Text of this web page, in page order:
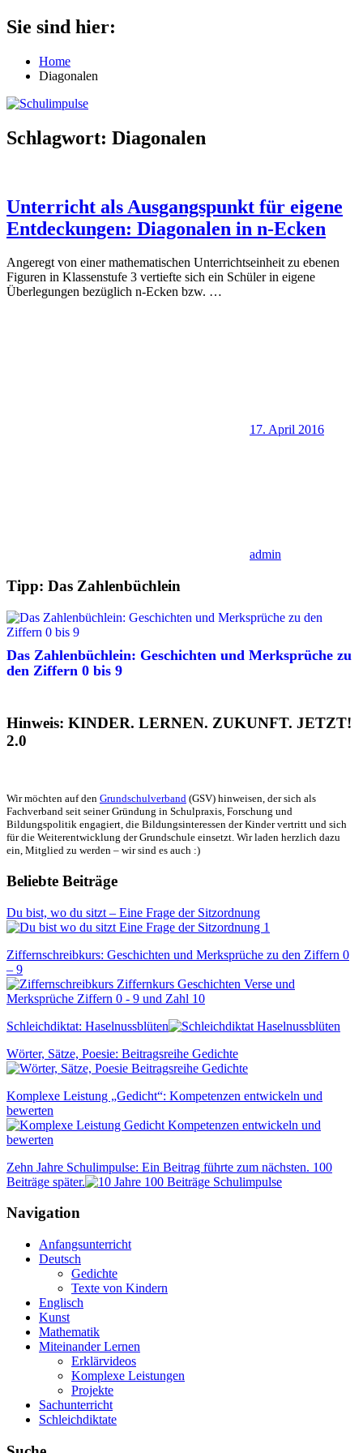
Zum
Inhalt
Schulimpulse
für
Grundschule
Sie sind hier:
Home
Diagonalen
Schlagwort: Diagonalen
Unterricht als Ausgangspunkt für eigene
Entdeckungen: Diagonalen in n-Ecken
Angeregt von einer mathematischen Unterrichtseinheit zu ebenen
Figuren in Klassenstufe 3 vertiefte sich ein Schüler in eigene
Überlegungen bezüglich n-Ecken bzw. …
17. April 2016
admin
Tipp: Das Zahlenbüchlein
Das Zahlenbüchlein: Geschichten und Merksprüche zu
den Ziffern 0 bis 9
Hinweis: KINDER. LERNEN. ZUKUNFT. JETZT!
2.0
Wir möchten auf den Grundschulverband (GSV) hinweisen, der sich als
Fachverband seit seiner Gründung in Schulpraxis, Forschung und
Bildungspolitik engagiert, die Bildungsinteressen der Kinder vertritt und sich
für die Weiterentwicklung der Grundschule einsetzt. Wir laden herzlich dazu
ein, Mitglied zu werden – wir sind es auch :)
Beliebte Beiträge
Du bist, wo du sitzt – Eine Frage der Sitzordnung
Ziffernschreibkurs: Geschichten und Merksprüche zu den Ziffern 0
– 9
Schleichdiktat: Haselnussblüten
Wörter, Sätze, Poesie: Beitragsreihe Gedichte
Komplexe Leistung „Gedicht“: Kompetenzen entwickeln und
bewerten
Zehn Jahre Schulimpulse: Ein Beitrag führte zum nächsten. 100
Beiträge später.
Navigation
Anfangsunterricht
Deutsch
Gedichte
Texte von Kindern
Englisch
Kunst
Mathematik
Miteinander Lernen
Erklärvideos
Komplexe Leistungen
Projekte
Sachunterricht
Schleichdiktate